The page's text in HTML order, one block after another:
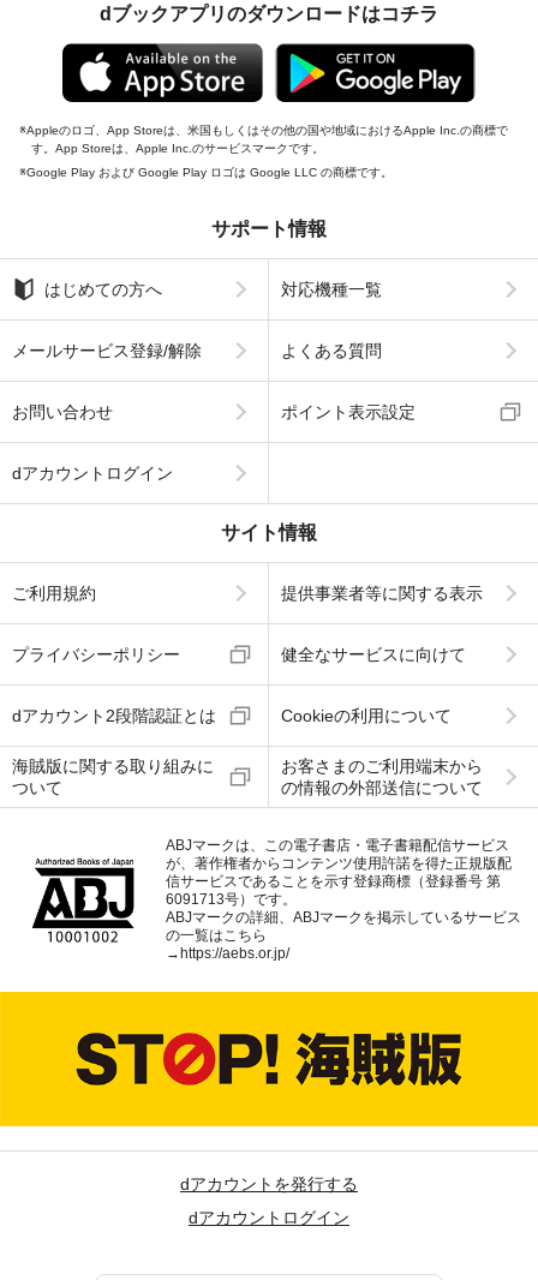
dブックアプリのダウンロードはコチラ
Appleのロゴ、App Storeは、米国もしくはその他の国や地域におけるApple Inc.の商標で
す。App Storeは、Apple Inc.のサービスマークです。
Google Play および Google Play ロゴは Google LLC の商標です。
サポート情報
はじめての方へ 対応機種一覧
メールサービス登録/解除 よくある質問
お問い合わせ ポイント表示設定
dアカウントログイン
サイト情報
ご利用規約 提供事業者等に関する表示
プライバシーポリシー 健全なサービスに向けて
dアカウント2段階認証とは Cookieの利用について
海賊版に関する取り組みに
ついて
お客さまのご利用端末から
の情報の外部送信について
ABJマークは、この電子書店・電子書籍配信サービス
が、著作権者からコンテンツ使用許諾を得た正規版配
信サービスであることを示す登録商標（登録番号 第
6091713号）です。
ABJマークの詳細、ABJマークを掲示しているサービス
の一覧はこちら
→ https://aebs.or.jp/
dアカウントを発行する
dアカウントログイン